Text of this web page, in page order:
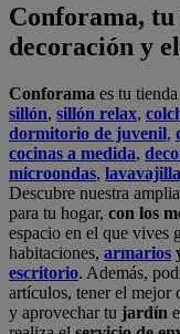
Conforama, tu
decoración y
Conforama es tu
sillón, sillón relax,
dormitorio de juvenil,
cocinas a medida,
microondas,
Descubre nuestra
para tu hogar, con los
espacio en el que vives
habitaciones, armarios
escritorio. Además,
artículos, tener el mejor
y aprovechar tu jardín